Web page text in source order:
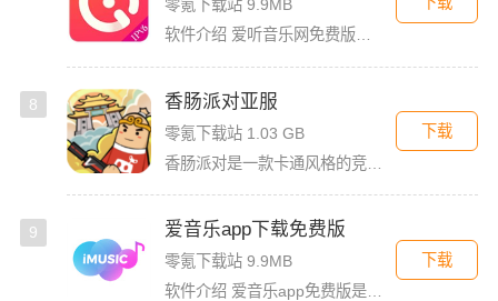
零氪下载站 9.9MB
8 香肠派对亚服
零氪下载站 1.03 GB
下载
9 爱音乐app下载免费版
零氪下载站 9.9MB
软件介绍 爱音乐app免费版是一款音乐播放软件，旨在为用户提供高品质的音乐体验。无论是流行音乐、古典乐、摇
下载